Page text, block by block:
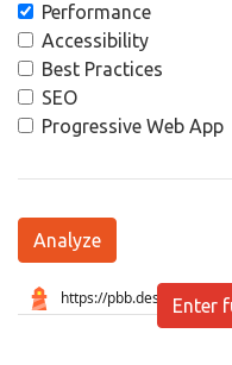
Performance
Accessibility
Best Practices
SEO
Progressive Web App
Analyze
Enter